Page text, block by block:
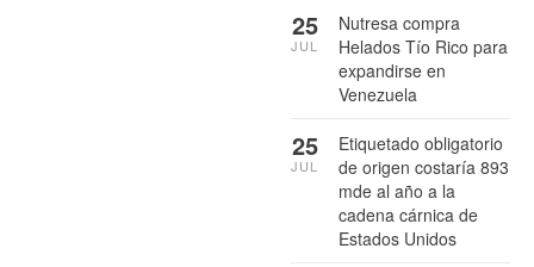
Nutresa compra
Helados Tío Rico para
expandirse en
Venezuela
25
JUL
Etiquetado obligatorio
de origen costaría 893
mde al año a la
cadena cárnica de
Estados Unidos
25
JUL